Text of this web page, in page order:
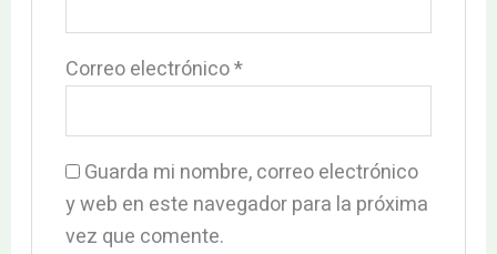
Correo electrónico*
Guarda mi nombre, correo electrónico
y web en este navegador para la próxima
vez que comente.